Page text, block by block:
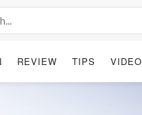
REVIEW TIPS VIDEO